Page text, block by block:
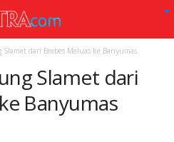
dari Brebes Meluas ke Banyumas
Slamet dari
Banyumas